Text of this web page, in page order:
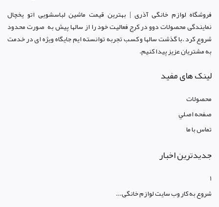
فروشگاه لوازم خانگی آذری | بهترین قیمت ماشین لباسشویی اتو یخچال
نمایندگی محصولات دوو در کرجفعالیت خود را از سالها پیش به صورت محدود
شروع کرد .با گذشت سالها و کسب تجربه توانسته ایم جایگاه ویژه ای در خدمت
به مشتریان عزیز پیدا کنیم.
لینک های مفید
محصولات
صفحه اصلي
تماس با ما
جدیدترین اخبار
1
شروع به کار وب سایت لوازم خانگی...